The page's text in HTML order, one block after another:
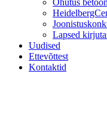
Lapsed
Uudised
Ettevõttest
Kontaktid